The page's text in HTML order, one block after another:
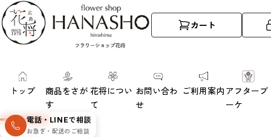
カート
トップ
商品をさが
す
花将につい
て
お問い合わ
せ
ご利用案内 アフターブ
ーケ
SOLD
OUT
電話・LINEで相談
お急ぎ・配送のご相談